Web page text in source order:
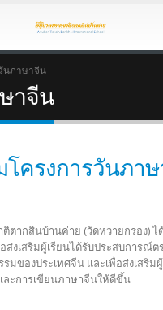
นภาษาจีน
าจีน
โครงการวันภา
ตากสินบ้านค่าย (วัดหวายกรอง) ไ
งเสริมผู้เรียนได้รับประสบการณ์ต
มของประเทศจีน และเพื่อส่งเสริม
ละการเขียนภาษาจีนให้ดีขึ้น